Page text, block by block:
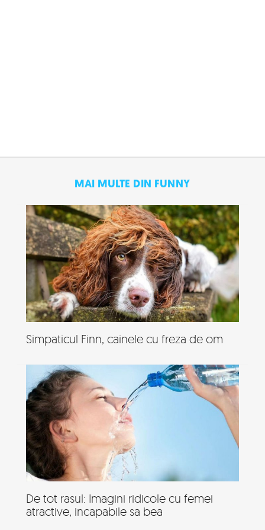
MAI MULTE DIN FUNNY
Simpaticul Finn, cainele cu freza de om
De tot rasul: Imagini ridicole cu femei
atractive, incapabile sa bea